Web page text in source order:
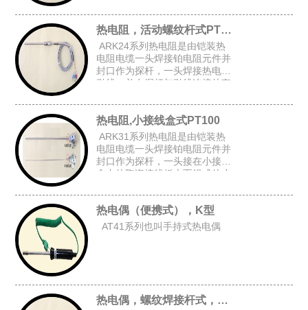
阶套接杆式铠装热电阻。
热电阻，活动螺纹杆式PT100
ARK24系列热电阻是由铠装热
电阻电缆一头焊接铂电阻元件并
封口作为探杆，一头焊接热电阻
引线，并在探杆与引线连接处套
上活动螺纹而组成的活动螺纹杆
式铠装热电阻。
热电阻,小接线盒式PT100
ARK31系列热电阻是由铠装热
电阻电缆一头焊接铂电阻元件并
封口作为探杆，一头接在小接线
盒内的陶瓷接线板上而组成的小
热电偶（便携式），K型
AT41系列也叫手持式热电偶
热电偶，螺纹焊接杆式，K型